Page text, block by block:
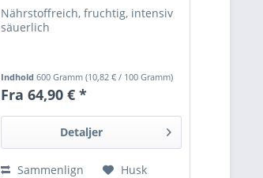
Nährstoffreich, fruchtig, intensiv
säuerlich
Indhold600 Gramm(10,82 € / 100 Gramm)
Fra 64,90 € *
Detaljer
Sammenlign Husk